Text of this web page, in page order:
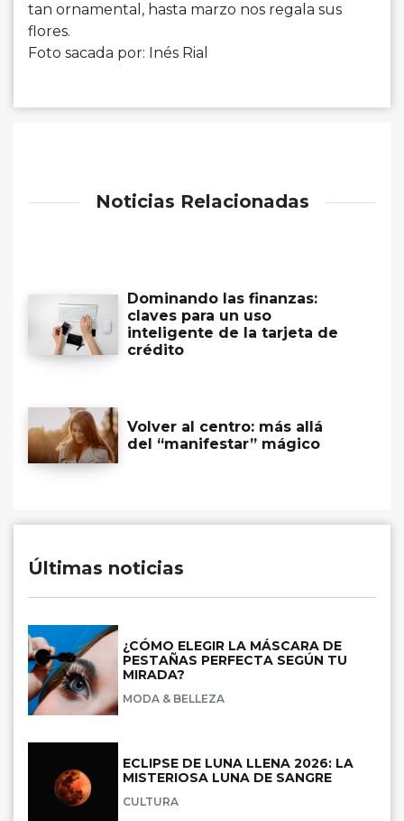
tan ornamental, hasta marzo nos regala sus
flores.
Foto sacada por: Inés Rial
Noticias Relacionadas
Dominando las finanzas:
claves para un uso
inteligente de la tarjeta de
crédito
Volver al centro: más allá
del “manifestar” mágico
Últimas noticias
¿CÓMO ELEGIR LA MÁSCARA DE
PESTAÑAS PERFECTA SEGÚN TU
MIRADA?
MODA & BELLEZA
ECLIPSE DE LUNA LLENA 2026: LA
MISTERIOSA LUNA DE SANGRE
CULTURA